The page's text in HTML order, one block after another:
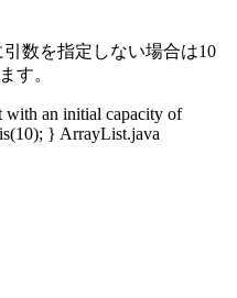
数を指定しない場合は10
す。
an initial capacity of
} ArrayList.java